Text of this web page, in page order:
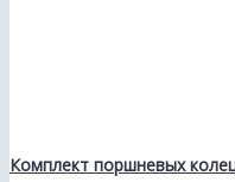
Комплект поршневых